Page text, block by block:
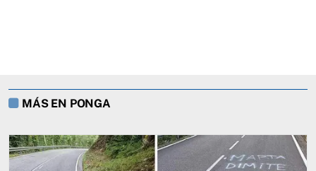
MÁS EN PONGA